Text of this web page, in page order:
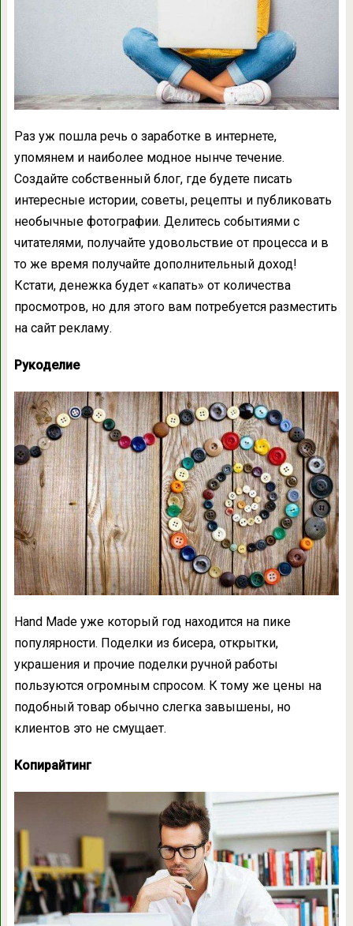
Раз уж пошла речь о заработке в интернете,
упомянем и наиболее модное нынче течение.
Создайте собственный блог, где будете писать
интересные истории, советы, рецепты и публиковать
необычные фотографии. Делитесь событиями с
читателями, получайте удовольствие от процесса и в
то же время получайте дополнительный доход!
Кстати, денежка будет «капать» от количества
просмотров, но для этого вам потребуется разместить
на сайт рекламу.
Рукоделие
Hand Made уже который год находится на пике
популярности. Поделки из бисера, открытки,
украшения и прочие поделки ручной работы
пользуются огромным спросом. К тому же цены на
подобный товар обычно слегка завышены, но
клиентов это не смущает.
Копирайтинг